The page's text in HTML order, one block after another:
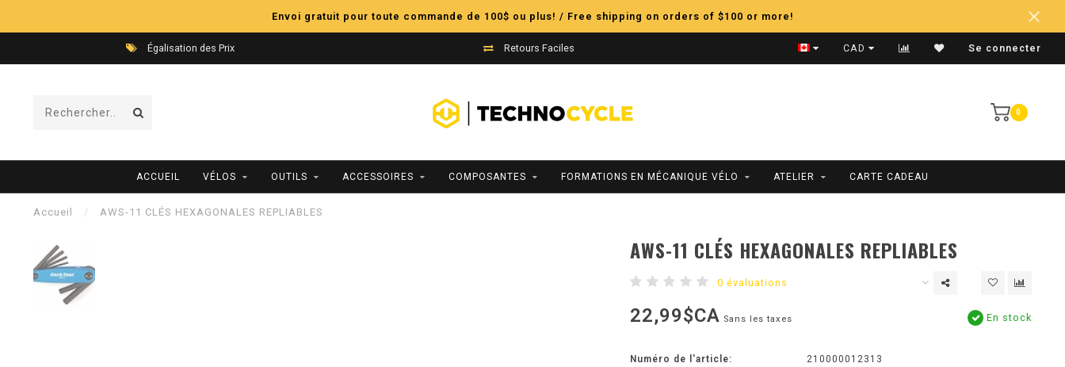
Envoi gratuit pour toute commande de 100$ ou plus! / Free shipping on orders of $100 or more!
Égalisation des Prix Retours Faciles Expédition Rapide
CAD Se connecter
0
ACCUEIL VÉLOS OUTILS ACCESSOIRES COMPOSANTES FORMATIONS EN MÉCANIQUE VÉLO ATELIER CARTE CADEAU
Accueil / AWS-11 CLÉS HEXAGONALES REPLIABLES
AWS-11 CLÉS HEXAGONALES REPLIABLES
0 évaluations
22,99$CA Sans les taxes En stock
Numéro de l'article:
210000012313